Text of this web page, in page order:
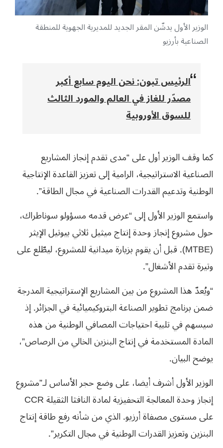
الوزير الأول يدشّن المقر الجديد للمديرية الجهوية للمنطقة
الصناعية بأرزيو
الرئيس تبون: نحن اليوم سابع أكبر
مصدّر للغاز في العالم والمورد الثالث
للسوق الأوروبية
كما وقف الوزير أول على “مدى تقدم إنجاز المشاريع
الصناعية الاستراتيجية، الرامية إلى تعزيز القاعدة الإنتاجية
الوطنية وتدعيم القدرات الصناعية في مجال الطاقة”.
واستمع الوزير الأول إلى “عرض قدمه مسؤولو سوناطراك،
حول مشروع إنجاز وحدة إنتاج ميثيل ثلاثي بيوتيل الإيثر
(MTBE). قبل أن يقوم بزيارة ميدانية للمشروع، ليطّلع على
وتيرة تقدم الأشغال”.
“ويُعدّ هذا المشروع من بين المشاريع الإستراتيجية المدرجة
ضمن برنامج تطوير الصناعة البتروكيميائية في الجزائر. إذ
سيسهم في تلبية احتياجات المصافي الوطنية من هذه
المادة المستخدمة في إنتاج البنزين الخالي من الرصاص”،
يوضح البيان.
الوزير الأول أشرف أيضا، على وضع حجر الأساس لـ”مشروع
إنجاز وحدة المعالجة التحفيزية لمادة النافثا الثقيلة CCR
على مستوى مصفاة أرزيو. الذي من شأنه رفع طاقة إنتاج
البنزين وتعزيز القدرات الوطنية في مجال التكرير”.